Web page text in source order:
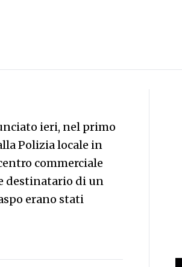
ieri, nel primo
Polizia locale in
commerciale
destinatario di un
erano stati